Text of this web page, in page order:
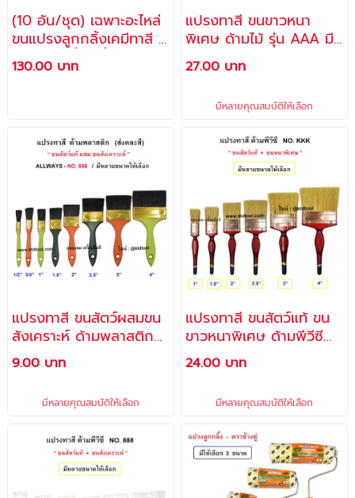
(10 อัน/ชุด) เฉพาะอะไหล่
ขนแปรงลูกกลิ้งเคมีทาสี 4
นิ้ว ใช้ทาสีน้ำ สีน้ำมัน
เป็นต้น / แปรงลูกกลิ้ง
130.00 บาท
แปรงทาสี ขนขาวหนา
พิเศษ ด้ามไม้ รุ่น AAA มี
หลายไซล์ให้เลือก -
ALLWAYS
27.00 บาท
มีหลายคุณสมบัติให้เลือก
แปรงทาสี ขนสัตว์ผสมขน
สังเคราะห์ ด้ามพลาสติก
NO. 666 มีให้เลือกหลาย
ขนาด - ALLWAYS
9.00 บาท
มีหลายคุณสมบัติให้เลือก
แปรงทาสี ขนสัตว์แท้ ขน
ขาวหนาพิเศษ ด้ามพีวีซี
รุ่น KKK มีให้เลือกหลาย
ขนาด - CHAMPION
24.00 บาท
มีหลายคุณสมบัติให้เลือก